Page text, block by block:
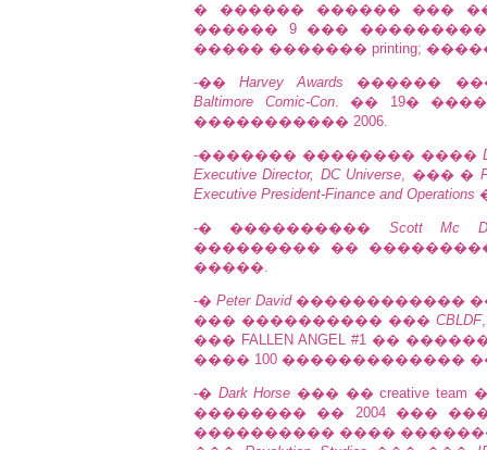
� ������ ������ ���
������ 9 ���
����� ������� printing;
-��Harvey Awards ������
Baltimore Comic-Con. �� 19�
����������� 2006.
-������� �������� ����
Executive Director, DC Universe, ��� �
Executive President-Finance and Operations
-� ���������� Scott Mc
��������� ��
�����.
-�Peter David������������
��� ���������� ��� CBLDF
��� FALLEN ANGEL #1 ��
���� 100 �������������
-� Dark Horse ��� �� creative
�������� �� 2004 ���
���������� ����